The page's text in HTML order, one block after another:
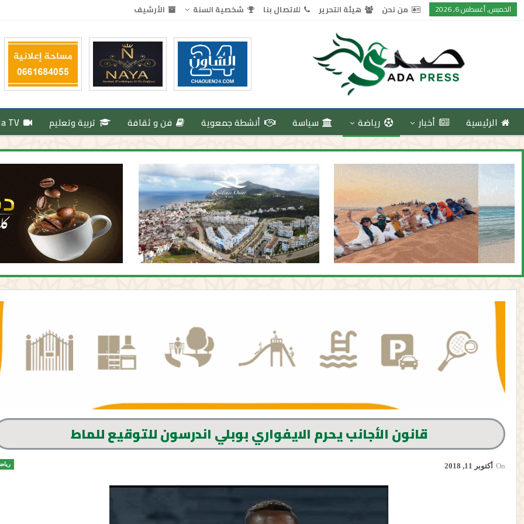
الخميس, أغسطس 6, 2026 من نحن هيئة التحرير للاتصال بنا شخصية السنة الأرشيف
الرئيسية أخبار رياضة سياسة أنشطة جمعوية فن و ثقافة تربية وتعليم TV
قانون الأجانب يحرم الايفواري بوبلي اندرسون للتوقيع للماط
On أكتوبر 11, 2018